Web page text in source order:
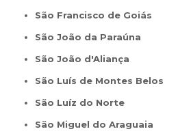
São Francisco de Goiás
São João da Paraúna
São João d'Aliança
São Luís de Montes Belos
São Luíz do Norte
São Miguel do Araguaia